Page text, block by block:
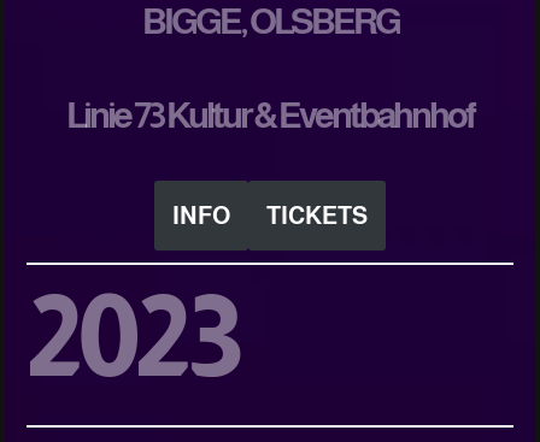
BIGGE, OLSBERG
Linie 73 Kultur & Eventbahnhof
INFO TICKETS
2023